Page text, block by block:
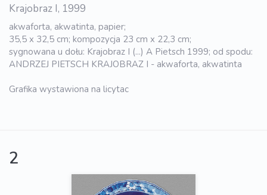
Krajobraz I, 1999
akwaforta, akwatinta, papier;
35,5 x 32,5 cm; kompozycja 23 cm x 22,3 cm;
sygnowana u dołu: Krajobraz I (...) A Pietsch 1999; od spodu:
ANDRZEJ PIETSCH KRAJOBRAZ I - akwaforta, akwatinta
Grafika wystawiona na licytac
2